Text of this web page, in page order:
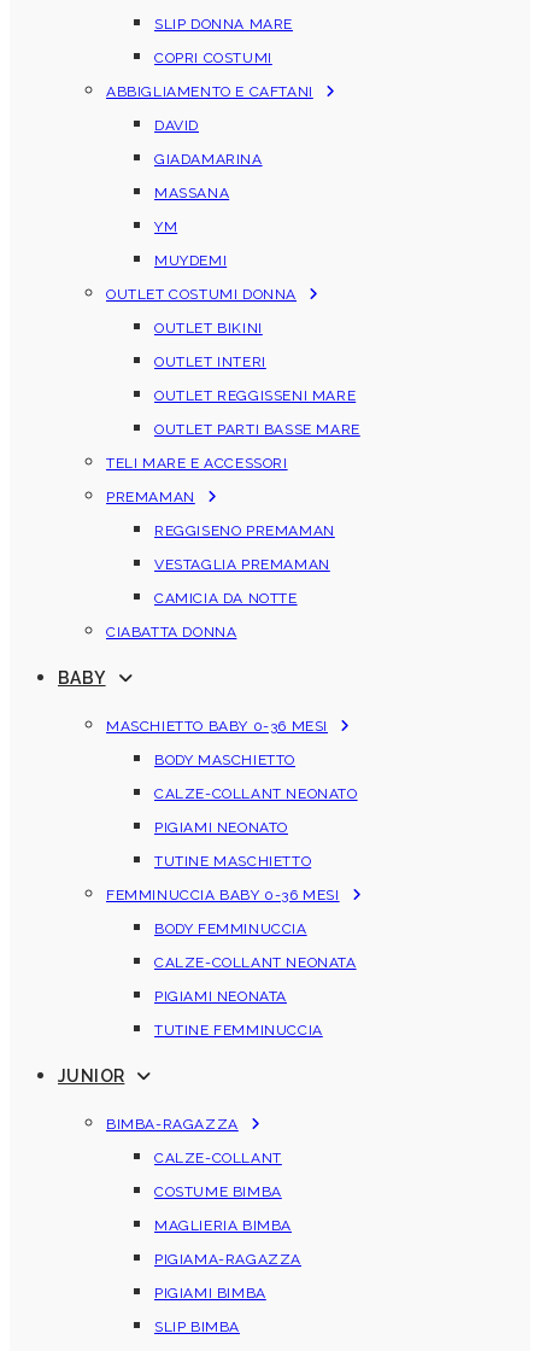
SLIP DONNA MARE
COPRI COSTUMI
ABBIGLIAMENTO E CAFTANI
DAVID
GIADAMARINA
MASSANA
YM
MUYDEMI
OUTLET COSTUMI DONNA
OUTLET BIKINI
OUTLET INTERI
OUTLET REGGISSENI MARE
OUTLET PARTI BASSE MARE
TELI MARE E ACCESSORI
PREMAMAN
REGGISENO PREMAMAN
VESTAGLIA PREMAMAN
CAMICIA DA NOTTE
CIABATTA DONNA
BABY
MASCHIETTO BABY 0-36 MESI
BODY MASCHIETTO
CALZE-COLLANT NEONATO
PIGIAMI NEONATO
TUTINE MASCHIETTO
FEMMINUCCIA BABY 0-36 MESI
BODY FEMMINUCCIA
CALZE-COLLANT NEONATA
PIGIAMI NEONATA
TUTINE FEMMINUCCIA
JUNIOR
BIMBA-RAGAZZA
CALZE-COLLANT
COSTUME BIMBA
MAGLIERIA BIMBA
PIGIAMA-RAGAZZA
PIGIAMI BIMBA
SLIP BIMBA